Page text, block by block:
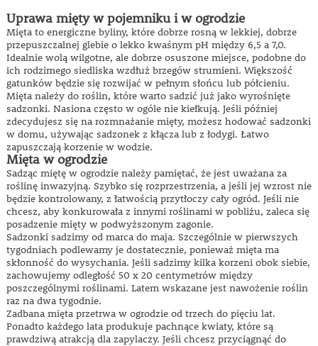
Uprawa mięty w pojemniku i w ogrodzie
Mięta to energiczne byliny, które dobrze rosną w lekkiej, dobrze
przepuszczalnej glebie o lekko kwaśnym pH między 6,5 a 7,0.
Idealnie wolą wilgotne, ale dobrze osuszone miejsce, podobne do
ich rodzimego siedliska wzdłuż brzegów strumieni. Większość
gatunków będzie się rozwijać w pełnym słońcu lub półcieniu.
Mięta należy do roślin, które warto sadzić już jako wyrośnięte
sadzonki. Nasiona często w ogóle nie kiełkują. Jeśli później
zdecydujesz się na rozmnażanie mięty, możesz hodować sadzonki
w domu, używając sadzonek z kłącza lub z łodygi. Łatwo
zapuszczają korzenie w wodzie.
Mięta w ogrodzie
Sadząc miętę w ogrodzie należy pamiętać, że jest uważana za
roślinę inwazyjną. Szybko się rozprzestrzenia, a jeśli jej wzrost nie
będzie kontrolowany, z łatwością przytłoczy cały ogród. Jeśli nie
chcesz, aby konkurowała z innymi roślinami w pobliżu, zaleca się
posadzenie mięty w podwyższonym zagonie.
Sadzonki sadzimy od marca do maja. Szczególnie w pierwszych
tygodniach podlewamy je dostatecznie, ponieważ mięta ma
skłonność do wysychania. Jeśli sadzimy kilka korzeni obok siebie,
zachowujemy odległość 50 x 20 centymetrów między
poszczególnymi roślinami. Latem wskazane jest nawożenie roślin
raz na dwa tygodnie.
Zadbana mięta przetrwa w ogrodzie od trzech do pięciu lat.
Ponadto każdego lata produkuje pachnące kwiaty, które są
prawdziwą atrakcją dla zapylaczy. Jeśli chcesz przyciągnąć do